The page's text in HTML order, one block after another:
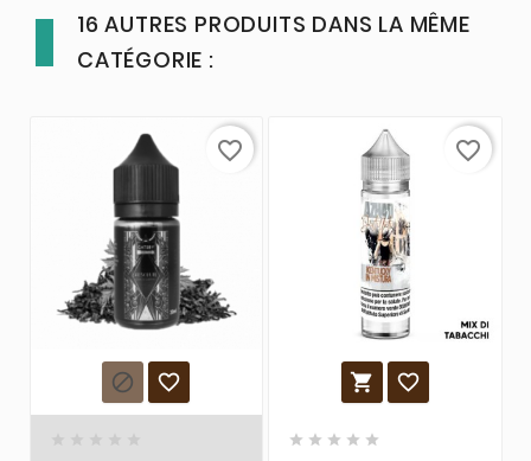
16 AUTRES PRODUITS DANS LA MÊME
CATÉGORIE :
 
favorite_border
 
    
favorite_border